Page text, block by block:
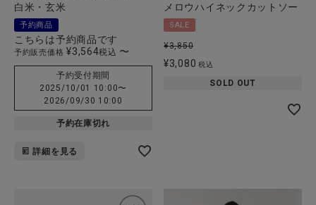
白米・玄米
予約商品
こちらは予約商品です
予約販売価格 ¥3,564税込 〜
予約受付期間
2025/10/01 10:00〜
2026/09/30 10:00
予約在庫切れ
詳細を見る
メロウハイネックカットソー
SALE
¥3,850
¥3,080 税込
SOLD OUT